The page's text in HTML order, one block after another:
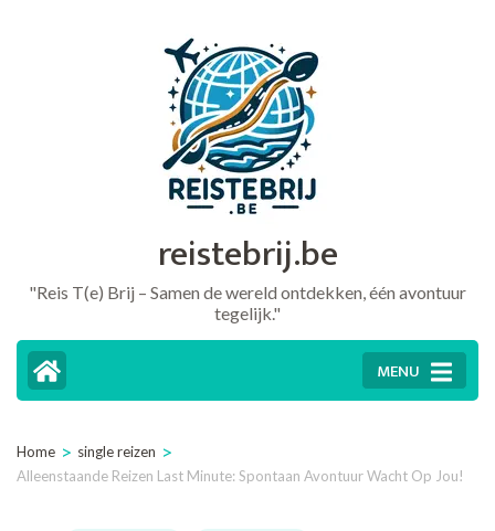
reistebrij.be
"Reis T(e) Brij – Samen de wereld ontdekken, één avontuur
tegelijk."
MENU
Home > single reizen >
Alleenstaande Reizen Last Minute: Spontaan Avontuur Wacht Op Jou!